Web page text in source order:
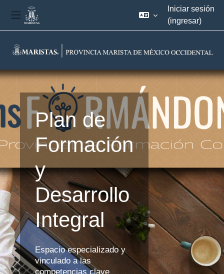
Pánel lateral
Iniciar sesión
(ingresar)
Plan de
Formación
y
Desarrollo
Integral
Espacio especializado y
vinculado a las
competencias clave